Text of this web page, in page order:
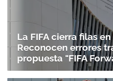
La FIFA cierra filas
Reconocen errores
propuesta "FIFA